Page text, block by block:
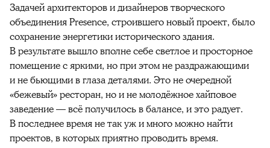
Задачей архитекторов и дизайнеров творческого
объединения Presence, строившего новый проект, было
сохранение энергетики исторического здания.
В результате вышло вполне себе светлое и просторное
помещение с яркими, но при этом не раздражающими
и не бьющими в глаза деталями. Это не очередной
«бежевый» ресторан, но и не молодёжное хайповое
заведение — всё получилось в балансе, и это радует.
В последнее время не так уж и много можно найти
проектов, в которых приятно проводить время.